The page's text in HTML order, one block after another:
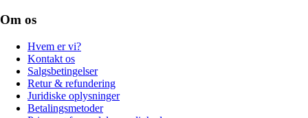
Om os
Hvem er vi?
Kontakt os
Salgsbetingelser
Retur & refundering
Juridiske oplysninger
Betalingsmetoder